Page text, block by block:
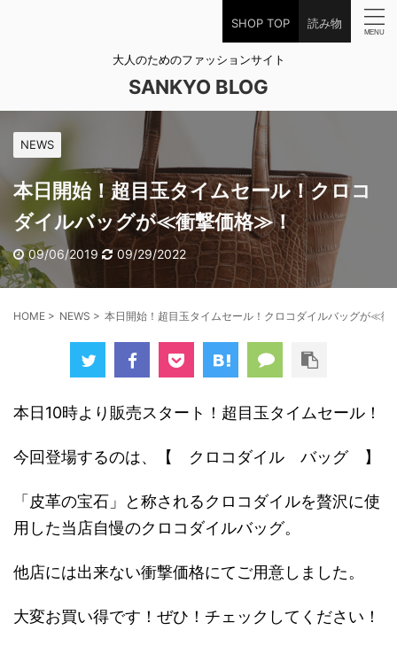
SHOP TOP 読み物
大人のためのファッションサイト
SANKYO BLOG
NEWS
本日開始！超目玉タイムセール！クロコ
ダイルバッグが≪衝撃価格≫！
09/06/2019 09/29/2022
HOME > NEWS > 本日開始！超目玉タイムセール！クロコダイルバッグが≪
本日10時より販売スタート！超目玉タイムセール！
今回登場するのは、【 クロコダイル バッグ 】
「皮革の宝石」と称されるクロコダイルを贅沢に使
用した当店自慢のクロコダイルバッグ。
他店には出来ない衝撃価格にてご用意しました。
大変お買い得です！ぜひ！チェックしてください！